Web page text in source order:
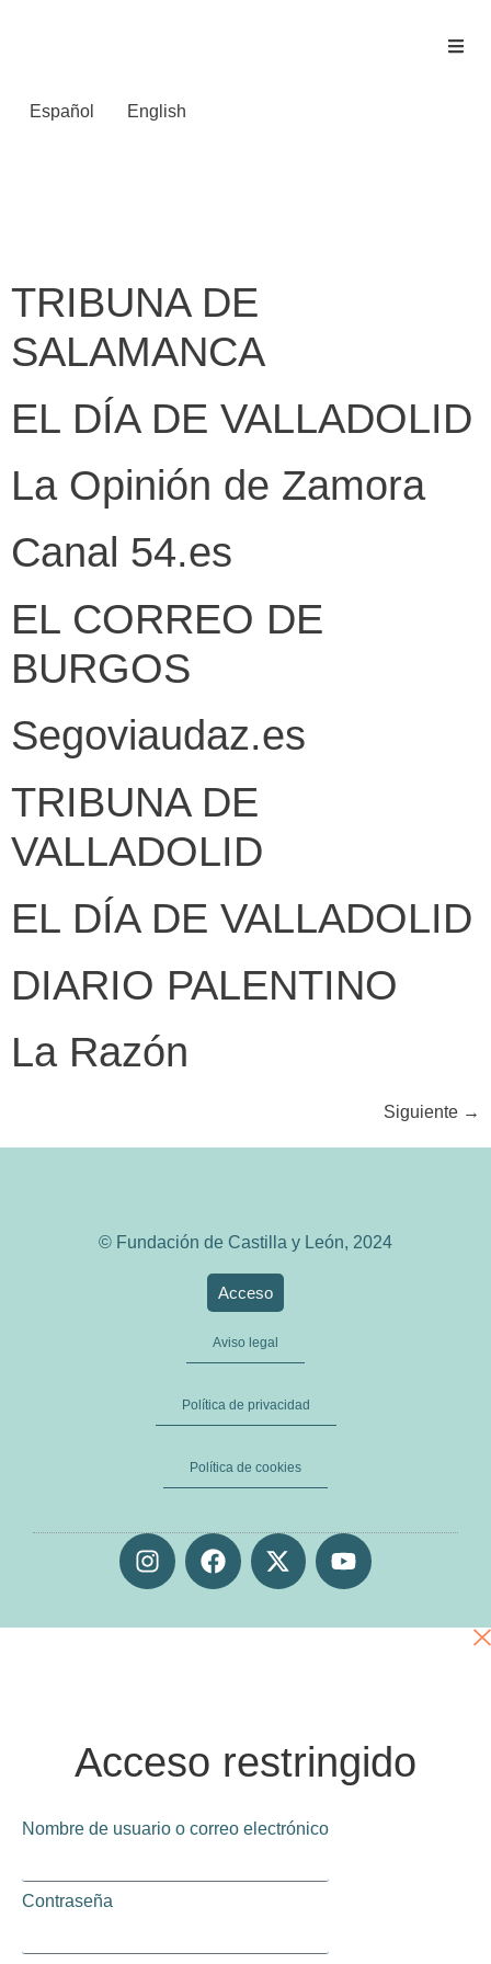
Español English
TRIBUNA DE
SALAMANCA
EL DÍA DE VALLADOLID
La Opinión de Zamora
Canal 54.es
EL CORREO DE
BURGOS
Segoviaudaz.es
TRIBUNA DE
VALLADOLID
EL DÍA DE VALLADOLID
DIARIO PALENTINO
La Razón
Siguiente →
© Fundación de Castilla y León, 2024
Acceso
Aviso legal
Política de privacidad
Política de cookies
Acceso restringido
Nombre de usuario o correo electrónico
Contraseña